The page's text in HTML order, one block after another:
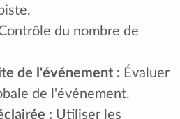
du nombre de
de l'événement : Évaluer
de l'événement.
: Utiliser les